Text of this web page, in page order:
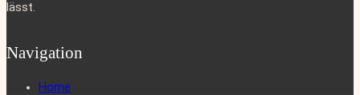
lässt.
Navigation
Home